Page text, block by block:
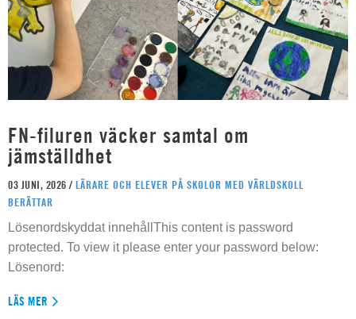
FN-filuren väcker samtal om
jämställdhet
03 JUNI, 2026 / LÄRARE OCH ELEVER PÅ SKOLOR MED VÄRLDSKOLL
BERÄTTAR
Lösenordskyddat innehållThis content is password
protected. To view it please enter your password below:
Lösenord:
LÄS MER